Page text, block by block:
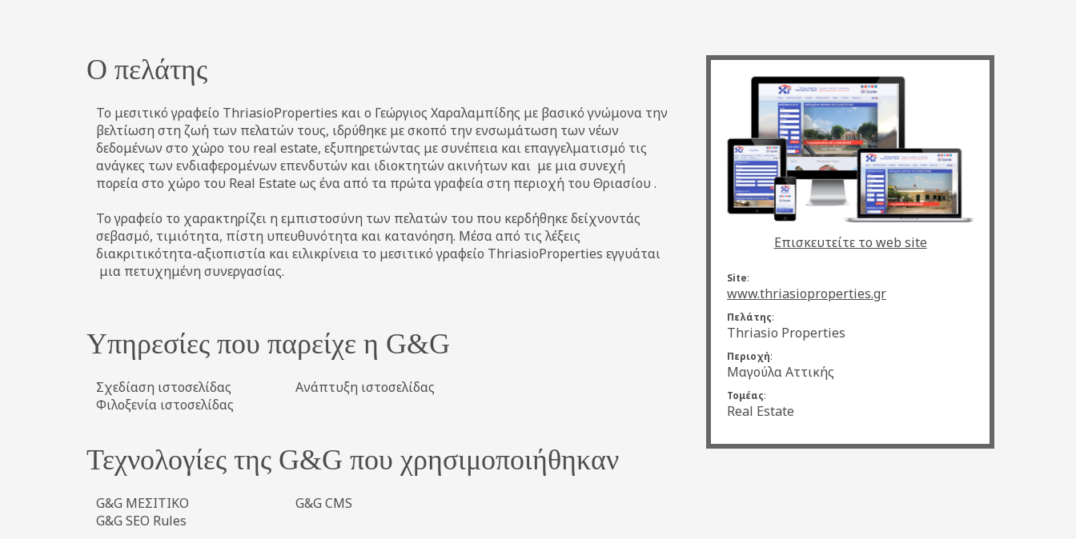
Ο πελάτης
Το μεσιτικό γραφείο ThriasioProperties και ο Γεώργιος Χαραλαμπίδης με βασικό γνώμονα την
βελτίωση στη ζωή των πελατών τους, ιδρύθηκε με σκοπό την ενσωμάτωση των νέων
δεδομένων στο χώρο του real estate, εξυπηρετώντας με συνέπεια και επαγγελματισμό τις
ανάγκες των ενδιαφερομένων επενδυτών και ιδιοκτητών ακινήτων και με μια συνεχή
πορεία στο χώρο του Real Estate ως ένα από τα πρώτα γραφεία στη περιοχή του Θριασίου .
Το γραφείο το χαρακτηρίζει η εμπιστοσύνη των πελατών του που κερδήθηκε δείχνοντάς
σεβασμό, τιμιότητα, πίστη υπευθυνότητα και κατανόηση. Μέσα από τις λέξεις
διακριτικότητα-αξιοπιστία και ειλικρίνεια το μεσιτικό γραφείο ThriasioProperties εγγυάται
μια πετυχημένη συνεργασίας.
Υπηρεσίες που παρείχε η G&G
Σχεδίαση ιστοσελίδας
Ανάπτυξη ιστοσελίδας
Φιλοξενία ιστοσελίδας
Τεχνολογίες της G&G που χρησιμοποιήθηκαν
G&G ΜΕΣΙΤΙΚΟ
G&G CMS
G&G SEO Rules
Επισκευτείτε το web site
Site:
www.thriasioproperties.gr
Πελάτης:
Thriasio Properties
Περιοχή:
Μαγούλα Αττικής
Τομέας:
Real Estate